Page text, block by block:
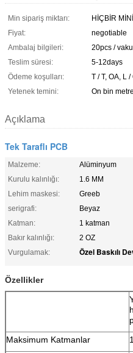
Min sipariş miktarı:
HİÇBİR
Fiyat:
negotiable
Ambalaj bilgileri:
20pcs /
Teslim süresi:
5-12days
Ödeme koşulları:
T / T, OA, L
Yetenek temini:
On bin
Açıklama
Tek Taraflı PCB
Malzeme:
Alüminyum
Kurulu kalınlığı:
1.6 MM
Lehim maskesi:
Greeb
serigrafi:
Beyaz
Katman:
1 katman
Bakır kalınlığı:
2 OZ
Vurgulamak:
Özel Baskılı
Özellikler
Maksimum Katmanlar